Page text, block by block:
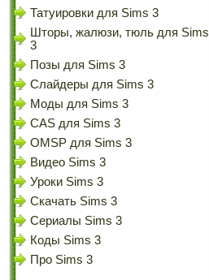
Татуировки для Sims 3
Шторы, жалюзи, тюль для Sims
3
Позы для Sims 3
Слайдеры для Sims 3
Моды для Sims 3
CAS для Sims 3
OMSP для Sims 3
Видео Sims 3
Уроки Sims 3
Скачать Sims 3
Сериалы Sims 3
Коды Sims 3
Про Sims 3